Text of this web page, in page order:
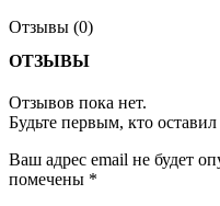
Отзывы (0)
ОТЗЫВЫ
Отзывов пока нет.
Будьте первым, кто
Ваш адрес email не будет
помечены *